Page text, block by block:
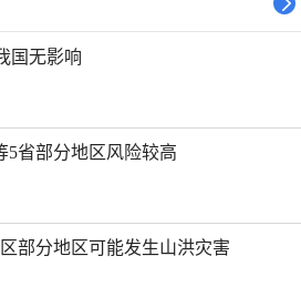
国无影响
5省部分地区风险较高
部分地区可能发生山洪灾害